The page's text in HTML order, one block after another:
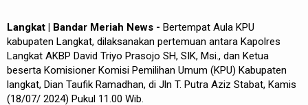
Langkat | Bandar Meriah News - Bertempat Aula KPU
kabupaten Langkat, dilaksanakan pertemuan antara Kapolres
Langkat AKBP David Triyo Prasojo SH, SIK, Msi., dan Ketua
beserta Komisioner Komisi Pemilihan Umum (KPU) Kabupaten
langkat, Dian Taufik Ramadhan, di Jln T. Putra Aziz Stabat, Kamis
(18/07/ 2024) Pukul 11.00 Wib.